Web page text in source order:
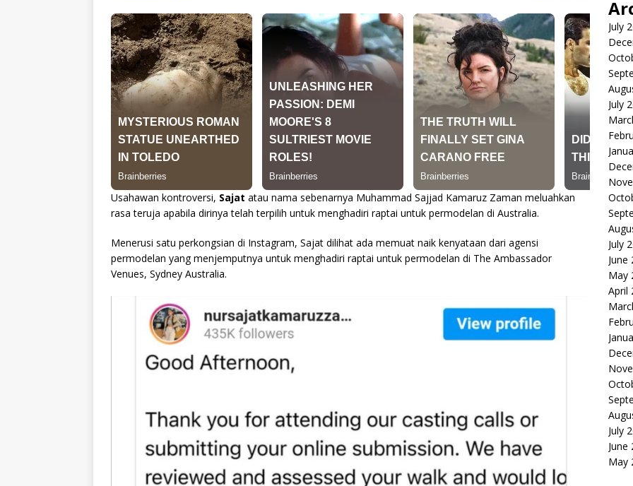
Usahawan kontroversi, Sajat atau nama sebenarnya Muhammad Sajjad Kamaruz Zaman meluahkan
rasa teruja apabila dirinya telah terpilih untuk menghadiri raptai untuk permodelan di Australia.
Menerusi satu perkongsian di Instagram, Sajat dilihat ada memuat naik kenyataan dari agensi
permodelan yang menjemputnya untuk menghadiri raptai untuk permodelan di The Ambassador
Venues, Sydney Australia.
July
July
July
June
May
April
July
June
May